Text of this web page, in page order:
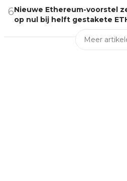
6Nieuwe Ethereum-voorstel
op nul bij helft gestakete
Meer